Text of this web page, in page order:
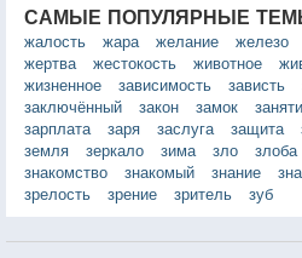
САМЫЕ ПОПУЛЯРНЫЕ
жалость
жара желание железо
жертва
жестокость животное
жизненное
зависимость зависть
заключённый
закон замок
зарплата
заря заслуга защита
земля
зеркало зима зло злоба
знакомство
знакомый знание
зрелость
зрение зритель зуб